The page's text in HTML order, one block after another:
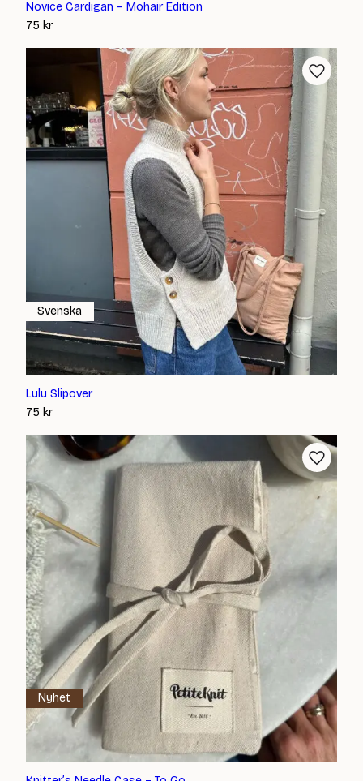
Novice Cardigan – Mohair Edition
75 kr
Lulu Slipover
75 kr
Svenska
Nyhet